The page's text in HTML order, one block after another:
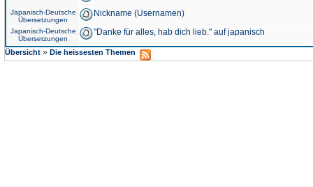
Japanisch-Deutsche
Übersetzungen
Nickname (Usernamen)
Japanisch-Deutsche
Übersetzungen
"Danke für alles, hab dich lieb." auf japanisch
Übersicht » Die heissesten Themen